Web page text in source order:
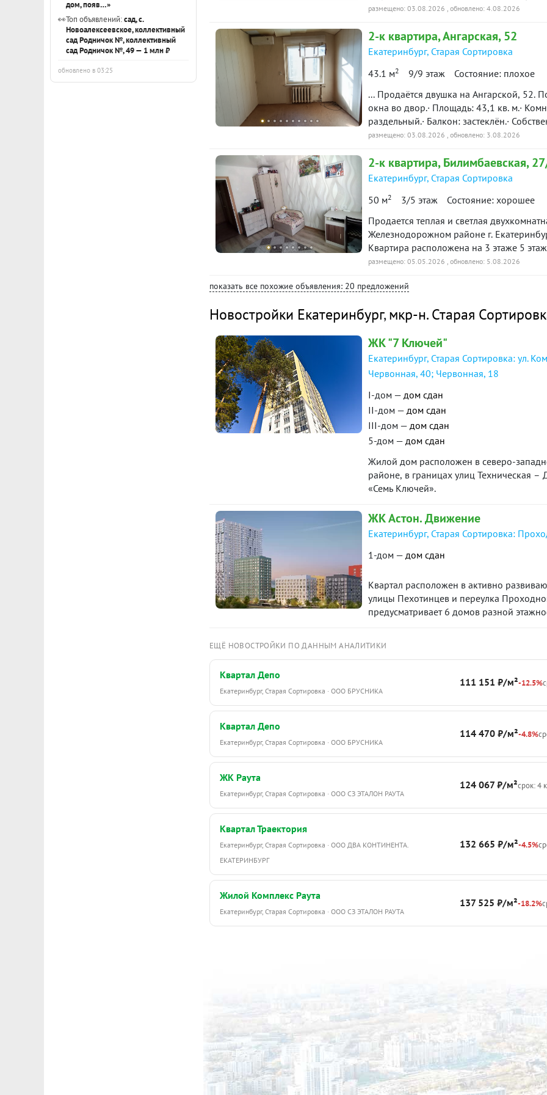
дом, появ…»
👀Топ объявлений:сад, с.
Новоалексеевское, коллективный
сад Родничок №, коллективный
сад Родничок №, 49 — 1 млн ₽
обновлено в 03:25
или пишите — с радостью отвечу на
базе: 7731
Установлены приборы учета ХВС, ГВС,
Сортировка. До центра легко
ЕКАД и Серовский тракт. Район развит
ЮРИДИЧЕСКАЯ ЧИСТОТА: Обременений
10648
размещено: 03.08.2026 , обновлено: 4.08.2026
2-к квартира, Ангарская, 52
Екатеринбург, Старая Сортировка
43.1 м2 9/9 этаж Состояние: плохое
... Продаётся двушка на Ангарской, 52.
окна во двор.· Площадь: 43,1 кв. м.·
раздельный.· Балкон: застеклён.·
ремонта — отличная возможность
торг. Звоните, договоримся! ID объекта
размещено: 03.08.2026 , обновлено: 3.08.2026
2-к квартира, Билимбаевская,
Екатеринбург, Старая Сортировка
50 м2 3/5 этаж Состояние: хорошее
Продается теплая и светлая
Железнодорожном районе г.
Квартира расположена на 3 этаже 5
кв.м.. Санузел раздельный, балкон, входная сейф-дверь. Окна на разные стороны. Во
122. В то же время, расположившись в глубине тихого квартала в отдалении от проезжей
развитой инфраструктурой: рядом детские сады, школы, остановки общественного
общественного транспорта. Документы
Ипотечной программе или с
предварительной договоренности. Ждем
размещено: 05.05.2026 , обновлено: 5.08.2026
показать все похожие объявления: 20 предложений
Новостройки Екатеринбург,мкр-н. Старая
ЖК "7 Ключей"
Екатеринбург, Старая Сортировка: ул.
Червонная, 40; Червонная, 18
I-дом — дом сдан
II-дом — дом сдан
III-дом — дом сдан
5-дом — дом сдан
Жилой дом расположен в северо-
районе, в границах улиц Техническая
«Семь Ключей».
ЖК Астон. Движение
Екатеринбург, Старая Сортировка:
1-дом — дом сдан
Квартал расположен в активно
улицы Пехотинцев и переулка
предусматривает 6 домов разной
пространствами, скверами и кафе,
ЕЩЁ НОВОСТРОЙКИ ПО ДАННЫМ АНАЛИТИКИ
Квартал Депо
Екатеринбург, Старая Сортировка · ООО БРУСНИКА
111 151 ₽/м²-12.5%
Квартал Депо
Екатеринбург, Старая Сортировка · ООО БРУСНИКА
114 470 ₽/м²-4.8%
ЖК Раута
Екатеринбург, Старая Сортировка · ООО СЗ ЭТАЛОН РАУТА
124 067 ₽/м²срок: 4
Квартал Траектория
Екатеринбург, Старая Сортировка · ООО ДВА КОНТИНЕНТА.
ЕКАТЕРИНБУРГ
132 665 ₽/м²-4.5%
Жилой Комплекс Раута
Екатеринбург, Старая Сортировка · ООО СЗ ЭТАЛОН РАУТА
137 525 ₽/м²-18.2%